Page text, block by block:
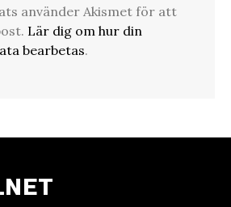
använder Akismet för att
Lär dig om hur din
bearbetas.